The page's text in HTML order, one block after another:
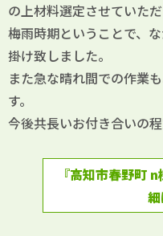
の上材料選定させていただ
梅雨時期ということで、
掛け致しました。
また急な晴れ間での作業
す。
今後共長いお付き合いの
『高知市春野町